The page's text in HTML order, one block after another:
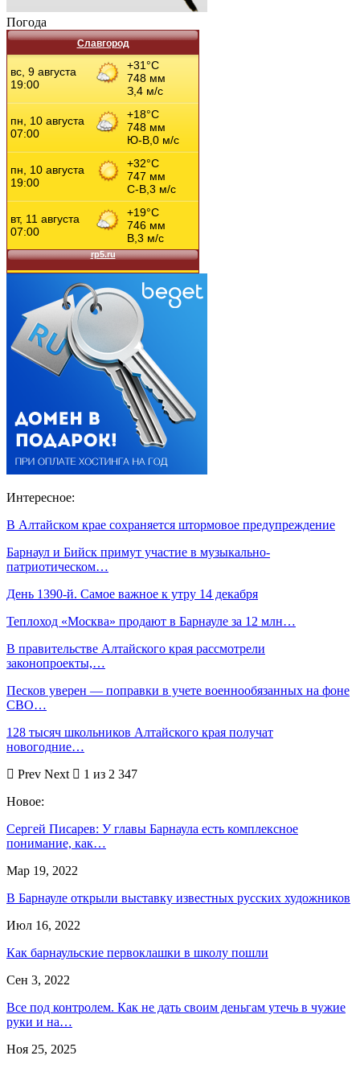
Погода
Славгород
Интересное:
В Алтайском крае сохраняется штормовое предупреждение
Барнаул и Бийск примут участие в музыкально-
патриотическом…
День 1390-й. Самое важное к утру 14 декабря
Теплоход «Москва» продают в Барнауле за 12 млн…
В правительстве Алтайского края рассмотрели
законопроекты,…
Песков уверен — поправки в учете военнообязанных на фоне
СВО…
128 тысяч школьников Алтайского края получат
новогодние…
Prev Next
1 из 2 347
Новое:
Сергей Писарев: У главы Барнаула есть комплексное
понимание, как…
Мар 19, 2022
В Барнауле открыли выставку известных русских художников
Июл 16, 2022
Как барнаульские первоклашки в школу пошли
Сен 3, 2022
Все под контролем. Как не дать своим деньгам утечь в чужие
руки и на…
Ноя 25, 2025